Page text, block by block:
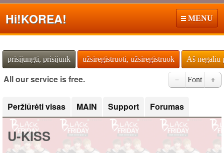
Hi!KOREA! MENU
prisijungti, prisijunk užsiregistruoti, užsiregistruok Aš negaliu
All our service is free. － Font ＋
Peržiūrėti visas MAIN Support Forumas
U-KISS